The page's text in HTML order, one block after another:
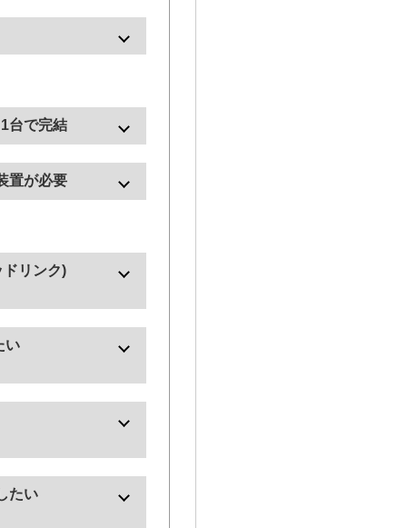
台で完結
ー
置が必要
。
リンク)
い
バーター
たい